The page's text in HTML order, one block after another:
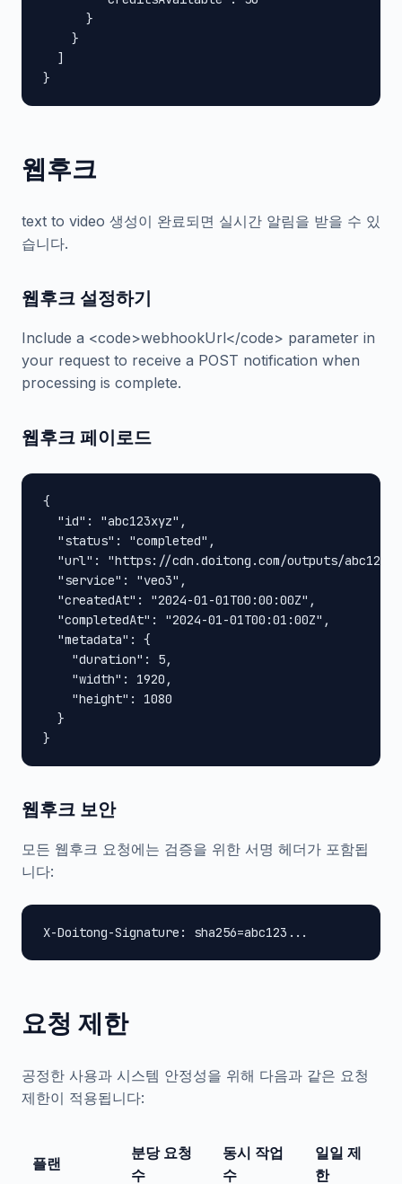
      }
    }
  ]
}
웹후크
text to video 생성이 완료되면 실시간 알림을 받을 수 있
습니다.
웹후크 설정하기
Include a <code>webhookUrl</code> parameter in
your request to receive a POST notification when
processing is complete.
웹후크 페이로드
{
  "id": "abc123xyz",
  "status": "completed",
"url": "https://cdn.doitong.com/outputs/
  "service": "veo3",
  "createdAt": "2024-01-01T00:00:00Z",
  "completedAt": "2024-01-01T00:01:00Z",
  "metadata": {
    "duration": 5,
    "width": 1920,
    "height": 1080
  }
}
웹후크 보안
모든 웹후크 요청에는 검증을 위한 서명 헤더가 포함됩
니다:
X-Doitong-Signature: sha256=abc123...
요청 제한
공정한 사용과 시스템 안정성을 위해 다음과 같은 요청
제한이 적용됩니다:
플랜
분당 요청
수
동시 작업
수
일일 제
한